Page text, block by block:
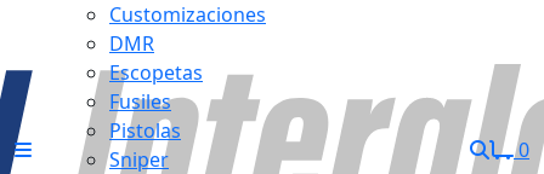
Customizaciones
DMR
Escopetas
Fusiles
Pistolas
Sniper
0